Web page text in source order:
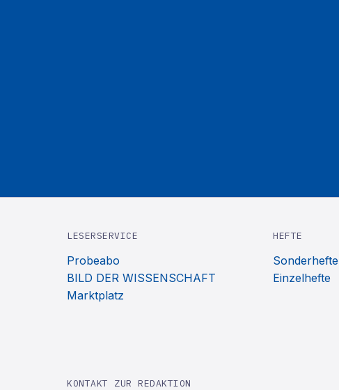
LESERSERVICE
Probeabo
BILD DER WISSENSCHAFT
Marktplatz
HEFTE
Sonderhefte
Einzelhefte
KONTAKT ZUR REDAKTION